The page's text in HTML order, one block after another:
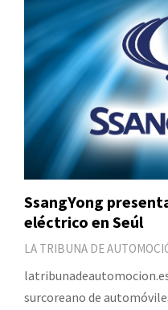
SsangYong
eléctrico en Seúl
LA TRIBUNA DE
surcoreano de